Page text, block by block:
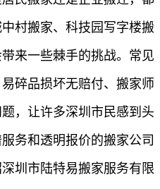
村搬家、科技园写字楼搬
来一些棘手的挑战。常见
碎品损坏无赔付、搬家师
，让许多深圳市民感到头
务和透明报价的搬家公司
圳市陆特易搬家服务有限